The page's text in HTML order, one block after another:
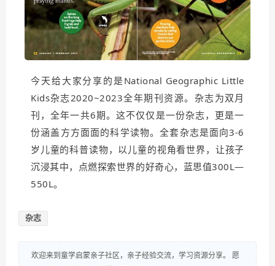
今天给大家分享的是National Geographic Little
Kids杂志2020~2023全年期刊资源。杂志为双月
刊，全年一共6期。这不仅仅是一份杂志，更是一
份涵盖方方面面的科学读物。全套杂志是面向3-6
岁儿童的科普读物，以儿童的视角看世界，让孩子
沉浸其中，点燃探索世界的好奇心，蓝思值300L—
550L。
杂志
欢迎来到童学启蒙亲子社区，亲子经验交流，学习资源分享。 愿